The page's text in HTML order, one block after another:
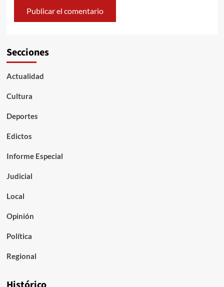
Secciones
Actualidad
Cultura
Deportes
Edictos
Informe Especial
Judicial
Local
Opinión
Política
Regional